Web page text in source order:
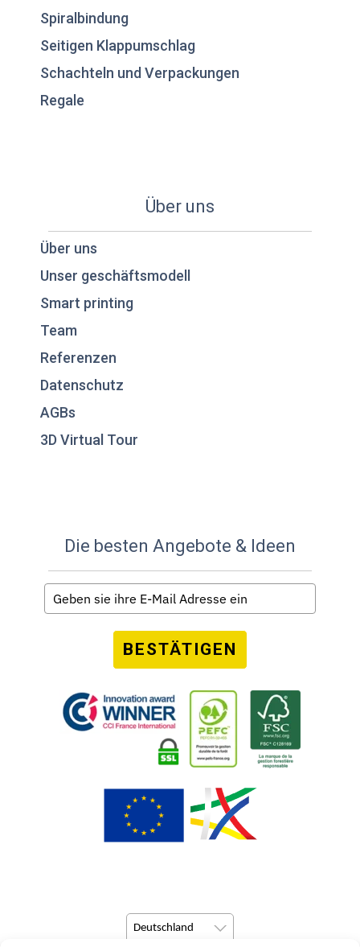
Spiralbindung
Seitigen Klappumschlag
Schachteln und Verpackungen
Regale
Über uns
Über uns
Unser geschäftsmodell
Smart printing
Team
Referenzen
Datenschutz
AGBs
3D Virtual Tour
Die besten Angebote & Ideen
BESTÄTIGEN
Deutschland